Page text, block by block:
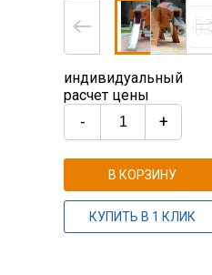
индивидуальный
расчет цены
- +
В КОРЗИНУ
КУПИТЬ В 1 КЛИК